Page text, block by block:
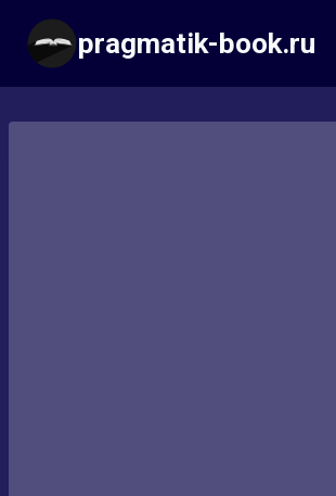
Перейти
содержимому
pragmatik-book.ru